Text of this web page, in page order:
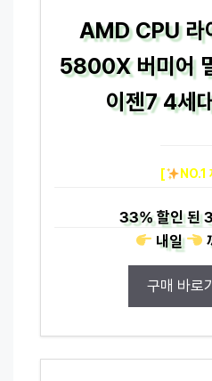
AMD CPU 라
5800X 버미어
이젠7 4세
[ NO.1
33%할인 된
내일
구매 바로